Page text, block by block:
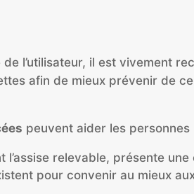
l’utilisateur, il est vivement
afin de mieux prévenir de
peuvent aider les personnes
l’assise relevable, présente
pour convenir au mieux